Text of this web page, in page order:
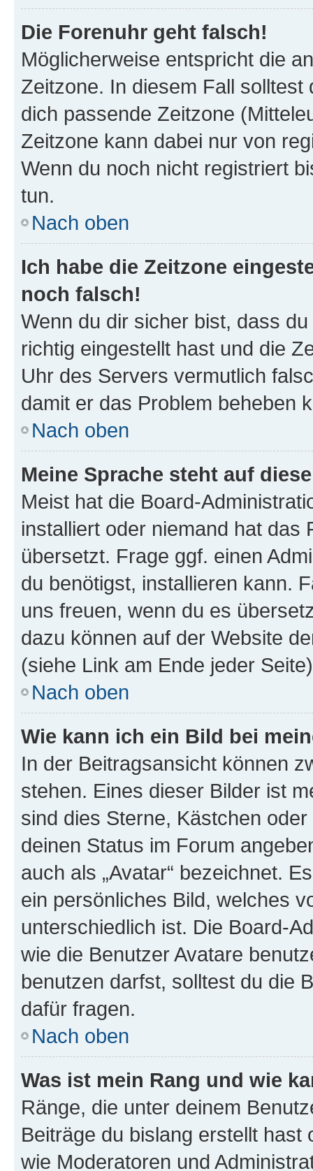
Die Forenuhr geht falsch!
Möglicherweise entspricht die
Zeitzone. In diesem Fall solltest
dich passende Zeitzone
Zeitzone kann dabei nur von
Wenn du noch nicht registriert
tun.
Nach oben
Ich habe die Zeitzone
noch falsch!
Wenn du dir sicher bist, dass
richtig eingestellt hast und die
Uhr des Servers vermutlich
damit er das Problem beheben
Nach oben
Meine Sprache steht auf
Meist hat die Board-
installiert oder niemand hat das
übersetzt. Frage ggf. einen
du benötigst, installieren kann.
uns freuen, wenn du es
dazu können auf der Website
(siehe Link am Ende jeder
Nach oben
Wie kann ich ein Bild bei
In der Beitragsansicht können
stehen. Eines dieser Bilder ist
sind dies Sterne, Kästchen
deinen Status im Forum
auch als „Avatar“ bezeichnet.
ein persönliches Bild, welches
unterschiedlich ist. Die Board-
wie die Benutzer Avatare
benutzen darfst, solltest du die
dafür fragen.
Nach oben
Was ist mein Rang und wie
Ränge, die unter deinem
Beiträge du bislang erstellt
wie Moderatoren und